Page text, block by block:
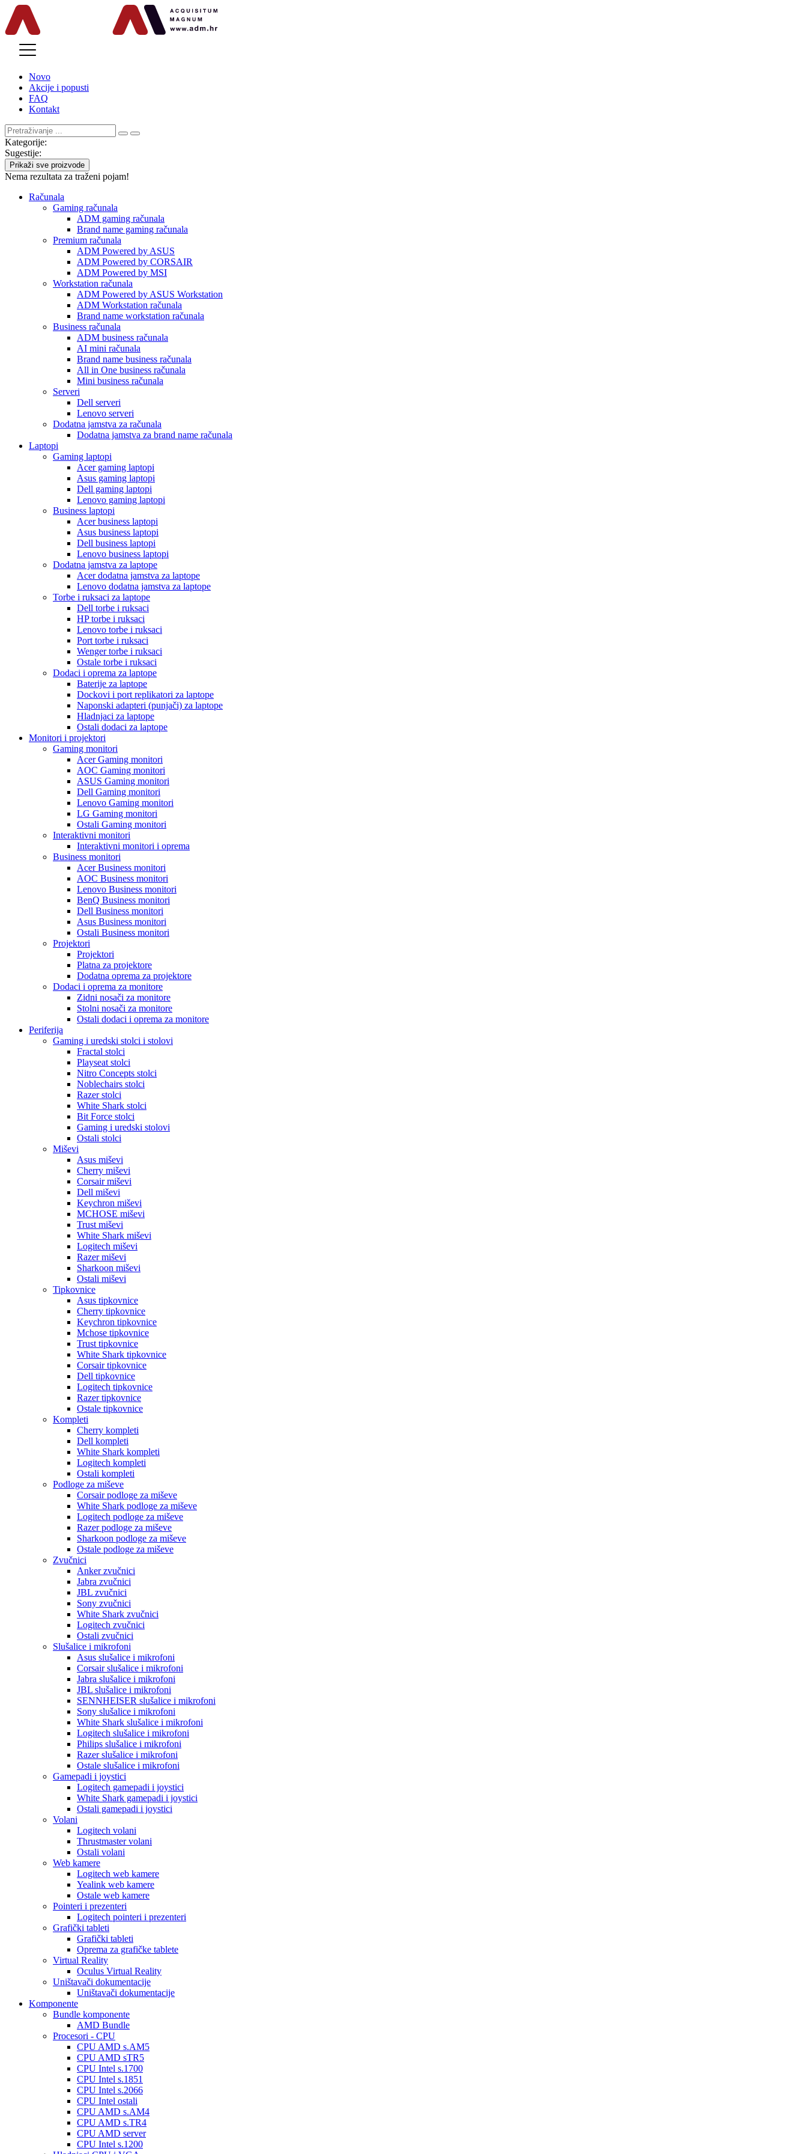
Novo
Akcije i popusti
FAQ
Kontakt
Kategorije:
Sugestije:
Prikaži sve proizvode
Nema rezultata za traženi pojam!
Računala
Gaming računala
ADM gaming računala
Brand name gaming računala
Premium računala
ADM Powered by ASUS
ADM Powered by CORSAIR
ADM Powered by MSI
Workstation računala
ADM Powered by ASUS Workstation
ADM Workstation računala
Brand name workstation računala
Business računala
ADM business računala
AI mini računala
Brand name business računala
All in One business računala
Mini business računala
Serveri
Dell serveri
Lenovo serveri
Dodatna jamstva za računala
Dodatna jamstva za brand name računala
Laptopi
Gaming laptopi
Acer gaming laptopi
Asus gaming laptopi
Dell gaming laptopi
Lenovo gaming laptopi
Business laptopi
Acer business laptopi
Asus business laptopi
Dell business laptopi
Lenovo business laptopi
Dodatna jamstva za laptope
Acer dodatna jamstva za laptope
Lenovo dodatna jamstva za laptope
Torbe i ruksaci za laptope
Dell torbe i ruksaci
HP torbe i ruksaci
Lenovo torbe i ruksaci
Port torbe i ruksaci
Wenger torbe i ruksaci
Ostale torbe i ruksaci
Dodaci i oprema za laptope
Baterije za laptope
Dockovi i port replikatori za laptope
Naponski adapteri (punjači) za laptope
Hladnjaci za laptope
Ostali dodaci za laptope
Monitori i projektori
Gaming monitori
Acer Gaming monitori
AOC Gaming monitori
ASUS Gaming monitori
Dell Gaming monitori
Lenovo Gaming monitori
LG Gaming monitori
Ostali Gaming monitori
Interaktivni monitori
Interaktivni monitori i oprema
Business monitori
Acer Business monitori
AOC Business monitori
Lenovo Business monitori
BenQ Business monitori
Dell Business monitori
Asus Business monitori
Ostali Business monitori
Projektori
Projektori
Platna za projektore
Dodatna oprema za projektore
Dodaci i oprema za monitore
Zidni nosači za monitore
Stolni nosači za monitore
Ostali dodaci i oprema za monitore
Periferija
Gaming i uredski stolci i stolovi
Fractal stolci
Playseat stolci
Nitro Concepts stolci
Noblechairs stolci
Razer stolci
White Shark stolci
Bit Force stolci
Gaming i uredski stolovi
Ostali stolci
Miševi
Asus miševi
Cherry miševi
Corsair miševi
Dell miševi
Keychron miševi
MCHOSE miševi
Trust miševi
White Shark miševi
Logitech miševi
Razer miševi
Sharkoon miševi
Ostali miševi
Tipkovnice
Asus tipkovnice
Cherry tipkovnice
Keychron tipkovnice
Mchose tipkovnice
Trust tipkovnice
White Shark tipkovnice
Corsair tipkovnice
Dell tipkovnice
Logitech tipkovnice
Razer tipkovnice
Ostale tipkovnice
Kompleti
Cherry kompleti
Dell kompleti
White Shark kompleti
Logitech kompleti
Ostali kompleti
Podloge za miševe
Corsair podloge za miševe
White Shark podloge za miševe
Logitech podloge za miševe
Razer podloge za miševe
Sharkoon podloge za miševe
Ostale podloge za miševe
Zvučnici
Anker zvučnici
Jabra zvučnici
JBL zvučnici
Sony zvučnici
White Shark zvučnici
Logitech zvučnici
Ostali zvučnici
Slušalice i mikrofoni
Asus slušalice i mikrofoni
Corsair slušalice i mikrofoni
Jabra slušalice i mikrofoni
JBL slušalice i mikrofoni
SENNHEISER slušalice i mikrofoni
Sony slušalice i mikrofoni
White Shark slušalice i mikrofoni
Logitech slušalice i mikrofoni
Philips slušalice i mikrofoni
Razer slušalice i mikrofoni
Ostale slušalice i mikrofoni
Gamepadi i joystici
Logitech gamepadi i joystici
White Shark gamepadi i joystici
Ostali gamepadi i joystici
Volani
Logitech volani
Thrustmaster volani
Ostali volani
Web kamere
Logitech web kamere
Yealink web kamere
Ostale web kamere
Pointeri i prezenteri
Logitech pointeri i prezenteri
Grafički tableti
Grafički tableti
Oprema za grafičke tablete
Virtual Reality
Oculus Virtual Reality
Uništavači dokumentacije
Uništavači dokumentacije
Komponente
Bundle komponente
AMD Bundle
Procesori - CPU
CPU AMD s.AM5
CPU AMD sTR5
CPU Intel s.1700
CPU Intel s.1851
CPU Intel s.2066
CPU Intel ostali
CPU AMD s.AM4
CPU AMD s.TR4
CPU AMD server
CPU Intel s.1200